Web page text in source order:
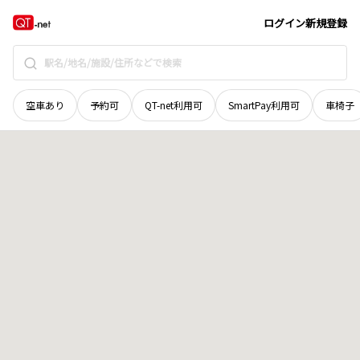
ログイン新規登録
空車あり 予約可 QT-net利用可 SmartPay利用可 車椅子
愛媛県